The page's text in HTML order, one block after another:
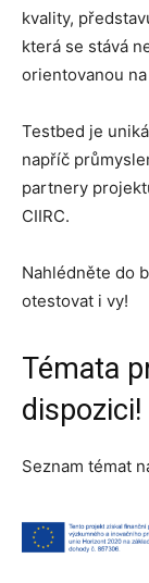
kvality,
která se stává
orientovanou
Testbed je
napříč
partnery
CIIRC.
Nahlédněte do
otestovat i vy!
Témata
dispozici!
Seznam témat